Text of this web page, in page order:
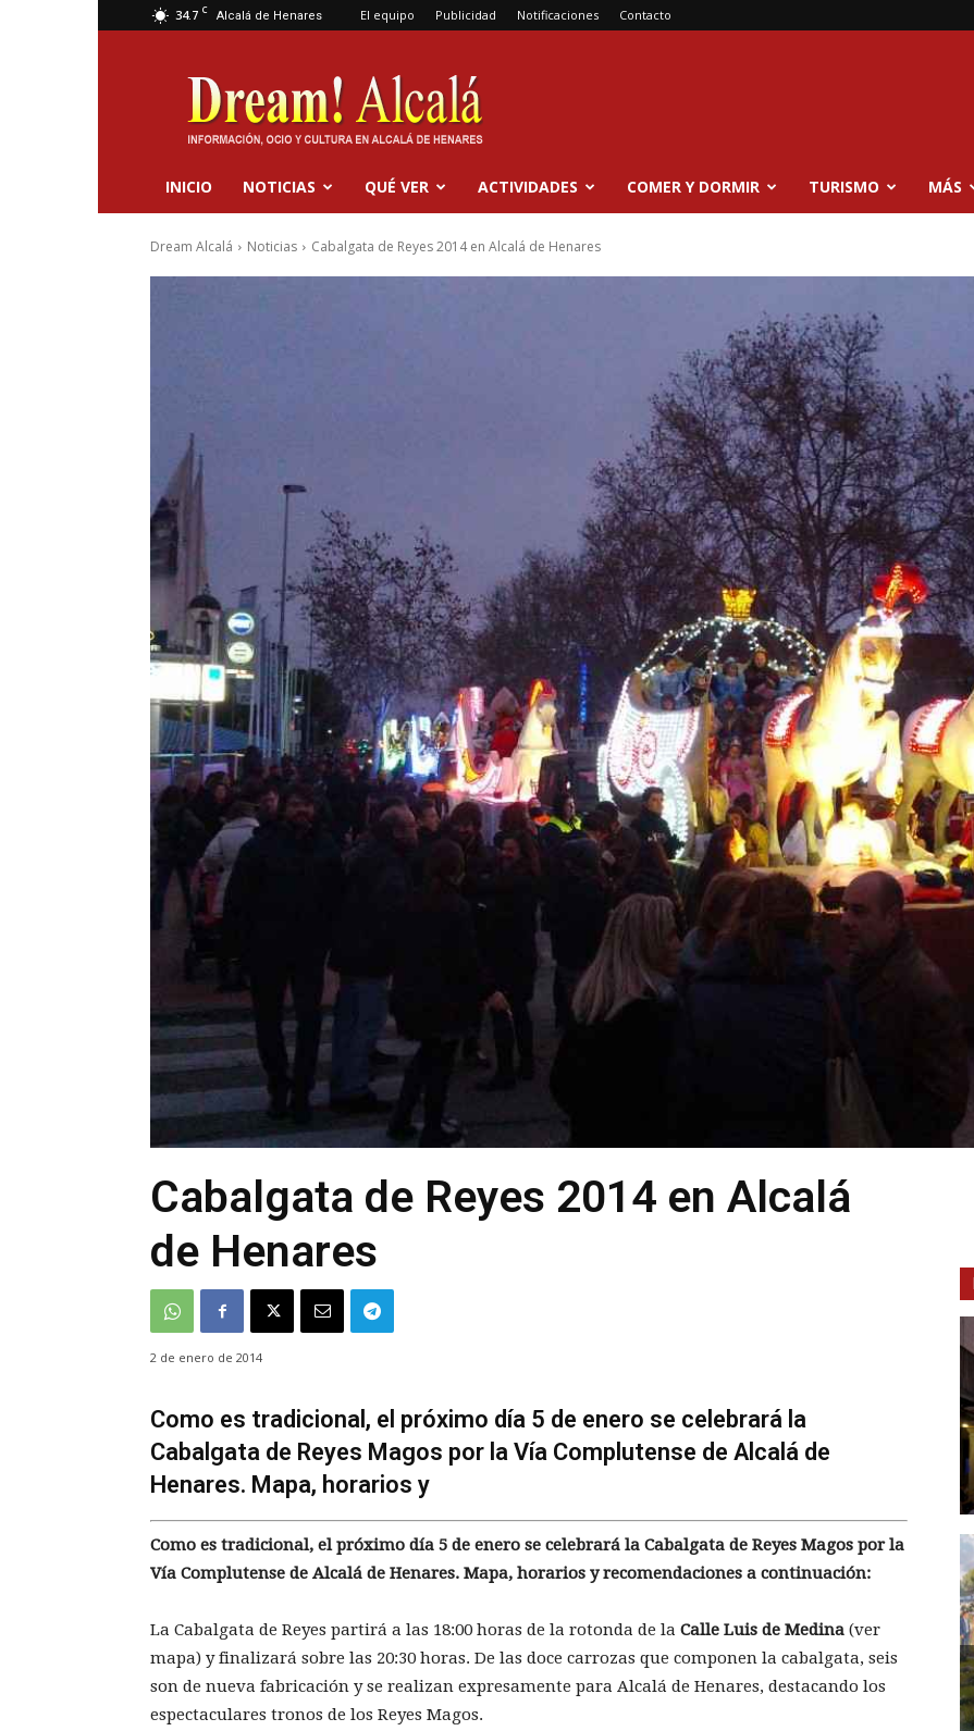
34.7 C Alcalá de Henares El equipo Publicidad Notificaciones Contacto
Dream
Alcalá
INICIO NOTICIAS QUÉ VER ACTIVIDADES COMER Y DORMIR TURISMO MÁS
Dream Alcalá Noticias Cabalgata de Reyes 2014 en Alcalá de Henares
Cabalgata de Reyes 2014 en Alcalá
de Henares
2 de enero de 2014
Como es tradicional, el próximo día 5 de enero se celebrará la
Cabalgata de Reyes Magos por la Vía Complutense de Alcalá de
Henares. Mapa, horarios y
Como es tradicional, el próximo día 5 de enero se celebrará la Cabalgata de Reyes Magos por la
Vía Complutense de Alcalá de Henares. Mapa, horarios y recomendaciones a continuación:
La Cabalgata de Reyes partirá a las 18:00 horas de la rotonda de la Calle Luis de Medina (ver
mapa) y finalizará sobre las 20:30 horas. De las doce carrozas que componen la cabalgata, seis
son de nueva fabricación y se realizan expresamente para Alcalá de Henares, destacando los
espectaculares tronos de los Reyes Magos.